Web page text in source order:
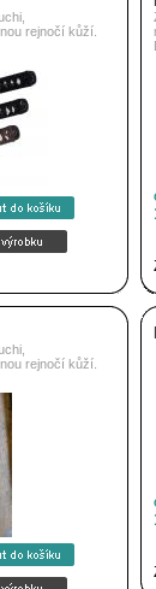
rejnočí kůží.
rejnočí kůží.